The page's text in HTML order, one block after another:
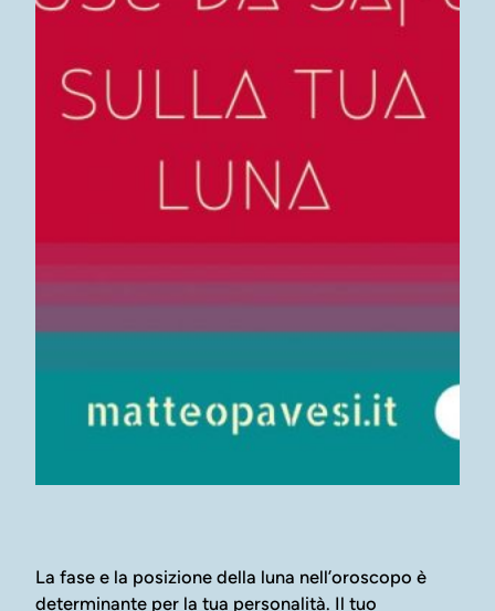
La fase e la posizione della luna nell’oroscopo è
determinante per la tua personalità. Il tuo